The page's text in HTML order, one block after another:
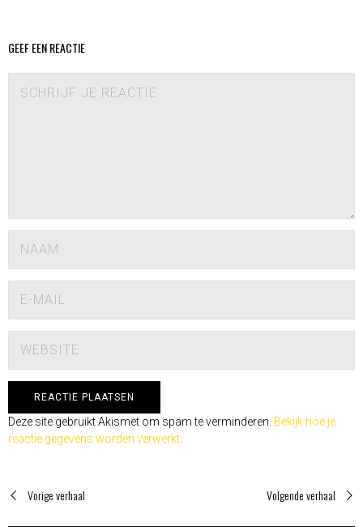
GEEF EEN REACTIE
Deze site gebruikt Akismet om spam te verminderen. Bekijk hoe je
reactie gegevens worden verwerkt.
Vorige verhaal Volgende verhaal